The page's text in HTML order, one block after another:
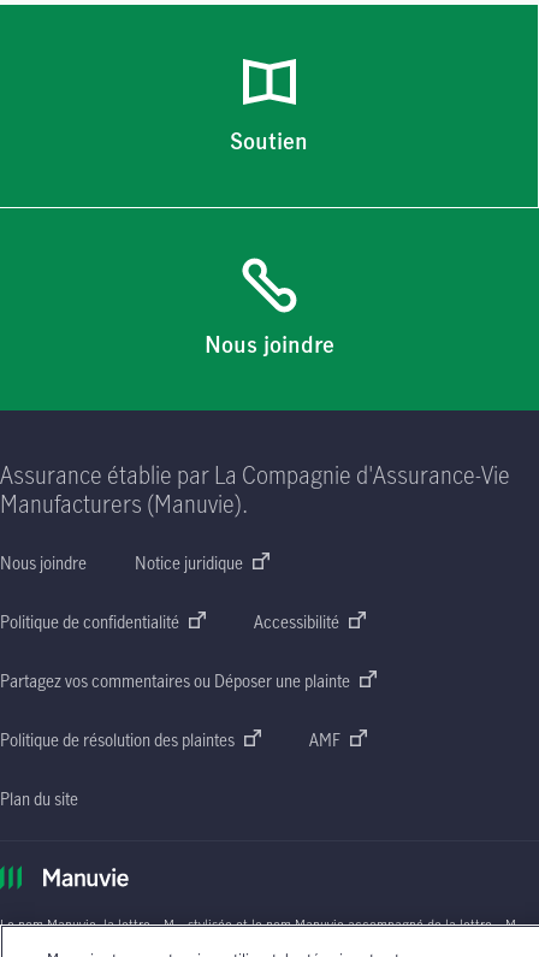
Soutien
Nous joindre
Assurance établie par La Compagnie d'Assurance-Vie
Manufacturers (Manuvie).
Nous joindre Notice juridique
Politique de confidentialité Accessibilité
Partagez vos commentaires ou Déposer une plainte
Politique de résolution des plaintes AMF
Plan du site
Le nom Manuvie, la lettre« M »stylisée et le nom Manuvie accompagné de la lettre« M »